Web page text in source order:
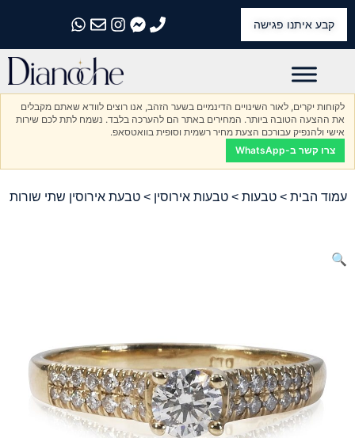
קבע איתנו פגישה
התקשרו אלינו
התקשרו אלינו
התקשרו אלינו
התקשרו אלינו
התקשרו אלינו
לקוחות יקרים, לאור השינויים הדינמיים בשער הזהב, אנו רוצים לוודא שאתם מקבלים
את ההצעה הטובה ביותר. המחירים באתר הם להערכה בלבד. נשמח לתת לכם שירות
אישי ולהנפיק עבורכם הצעת מחיר רשמית וסופית בוואטסאפ.
צרו קשר ב-WhatsApp
עמוד הבית > טבעות > טבעות אירוסין > טבעת אירוסין שתי שורות
🔍